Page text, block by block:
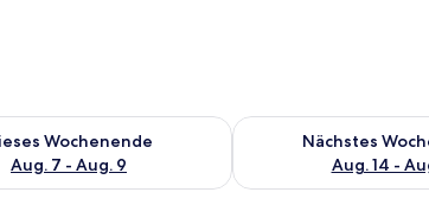
9.
Wochenende
Aug. 7 - Aug. 9
Verfügbarkeit für dieses Wochenende, Aug. 7 -
Nächstes
Aug. 14 -
Überprüfe die